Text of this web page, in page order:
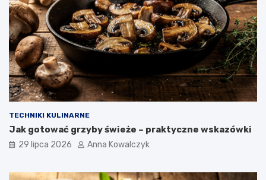
TECHNIKI KULINARNE
Jak gotować grzyby świeże – praktyczne wskazówki
29 lipca 2026 Anna Kowalczyk